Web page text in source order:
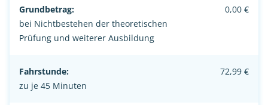
Grundbetrag:
bei Nichtbestehen der theoretischen
Prüfung und weiterer Ausbildung
0,00 €
Fahrstunde:
zu je 45 Minuten
72,99 €